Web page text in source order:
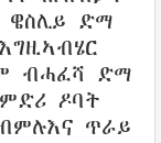
ዌስሊይ ድማ
ብሓፈሻ ድማ
ዶባት
ጥራይ